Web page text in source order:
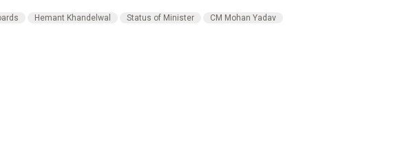
Hemant Khandelwal Status of Minister CM Mohan Yadav